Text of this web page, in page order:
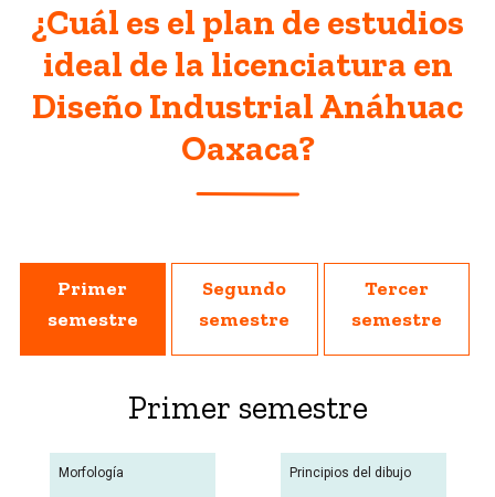
¿Cuál es el plan de estudios
ideal de la licenciatura en
Diseño Industrial Anáhuac
Oaxaca?
Primer
semestre
Segundo
semestre
Tercer
semestre
Primer semestre
Morfología Principios del dibujo